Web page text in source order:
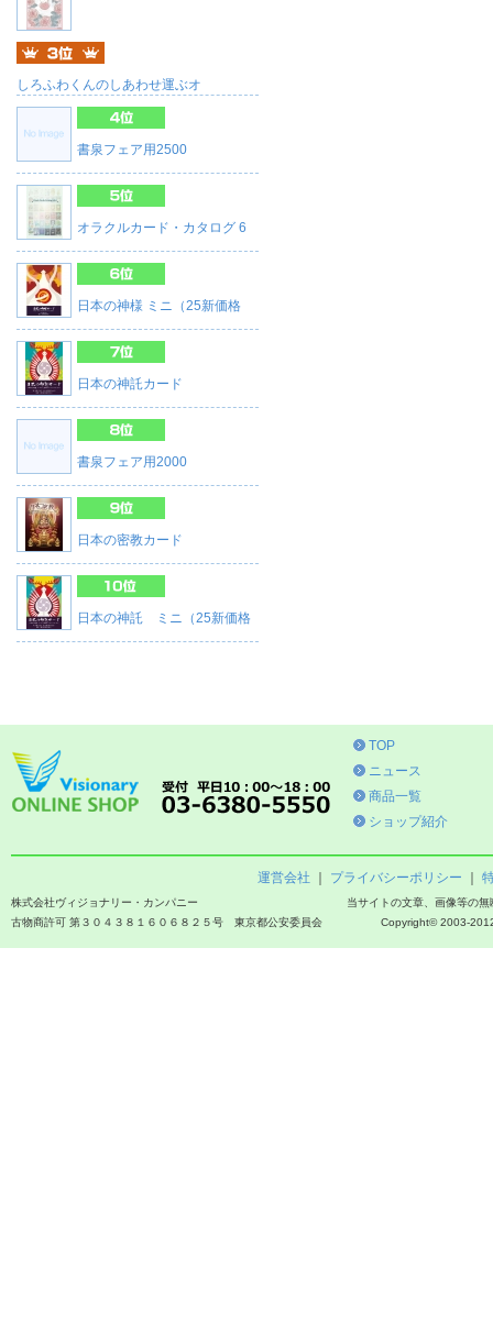
しろふわくんのしあわせ運ぶオ
書泉フェア用2500
オラクルカード・カタログ 6
日本の神様 ミニ（25新価格
日本の神託カード
書泉フェア用2000
日本の密教カード
日本の神託 ミニ（25新価格
TOP
ニュース
商品一覧
ショップ紹介
運営会社 プライバシーポリシー
当サイトの文章、画像等の
Copyright© 2003-
株式会社ヴィジョナリー・カンパニー
古物商許可 第３０４３８１６０６８２５号 東京都公安委員会